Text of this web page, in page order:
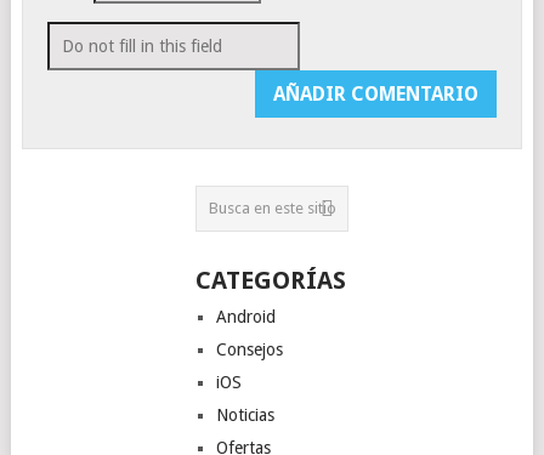
CATEGORÍAS
Android
Consejos
iOS
Noticias
Ofertas